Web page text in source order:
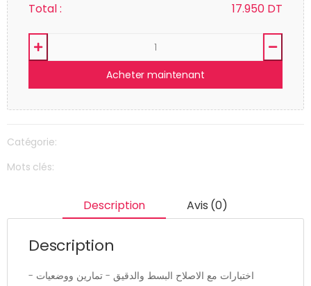
Total : 17.950 DT
Acheter maintenant
Catégorie:
Mots clés:
Description Avis (0)
Description
- اختبارات مع الاصلاح البسط والدقيق - تمارين ووضعيات